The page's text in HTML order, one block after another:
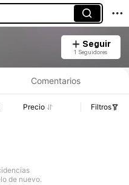
Seguir
1 Seguidores
Comentarios
Precio Filtros
de nuevo.